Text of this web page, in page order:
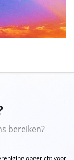
bereiken?
opgericht voor